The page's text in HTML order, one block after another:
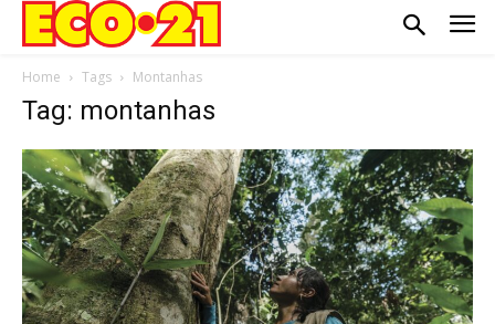
Home Tags Montanhas
Tag: montanhas